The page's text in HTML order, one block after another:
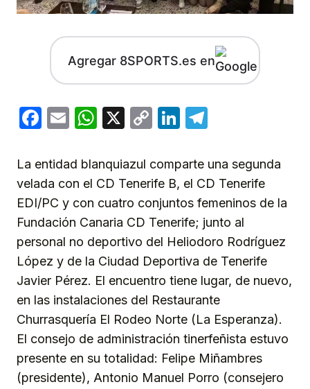
Agregar 8SPORTS.es en
Facebook
EmailWhatsApp
X
CopyLinkedIn
La entidad blanquiazul comparte una segunda
velada con el CD Tenerife B, el CD Tenerife
EDI/PC y con cuatro conjuntos femeninos de la
Fundación Canaria CD Tenerife; junto al
personal no deportivo del Heliodoro Rodríguez
López y de la Ciudad Deportiva de Tenerife
Javier Pérez. El encuentro tiene lugar, de nuevo,
en las instalaciones del Restaurante
Churrasquería El Rodeo Norte (La Esperanza).
El consejo de administración tinerfeñista estuvo
presente en su totalidad: Felipe Miñambres
(presidente), Antonio Manuel Porro (consejero